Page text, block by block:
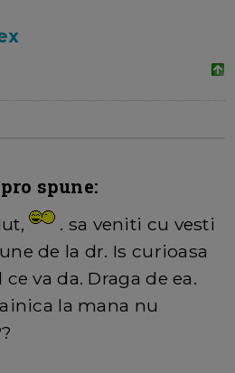
spune:
. sa veniti cu vesti
de la dr. Is curioasa
ce va da. Draga de ea.
la mana nu